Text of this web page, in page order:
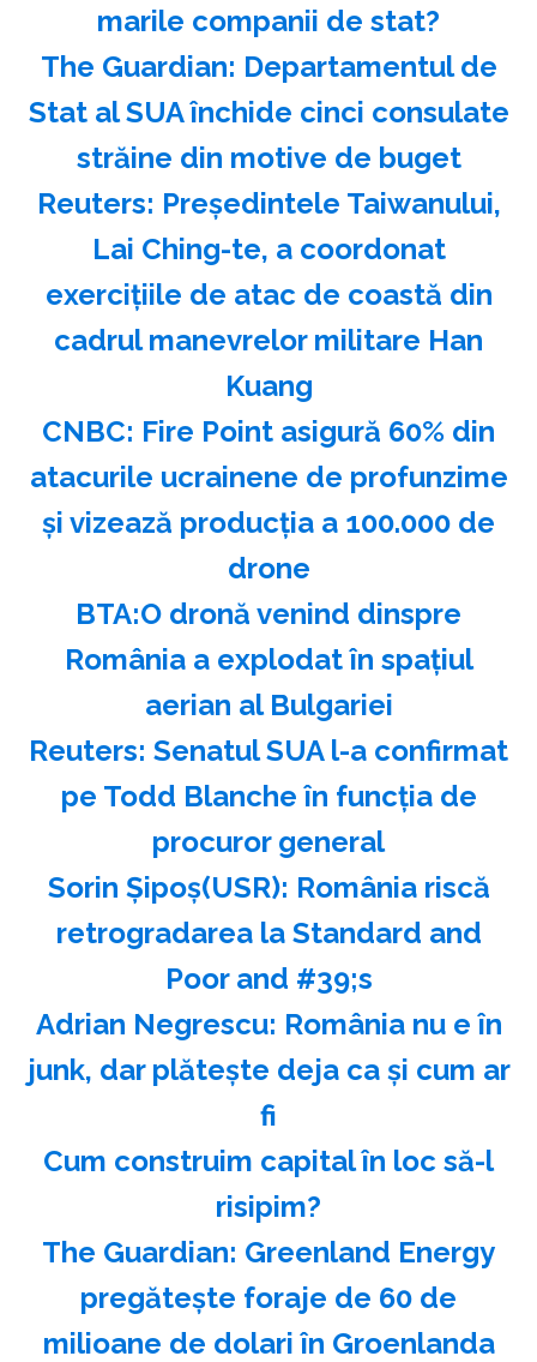
marile companii de stat?
The Guardian: Departamentul de
Stat al SUA închide cinci consulate
străine din motive de buget
Reuters: Preşedintele Taiwanului,
Lai Ching-te, a coordonat
exerciţiile de atac de coastă din
cadrul manevrelor militare Han
Kuang
CNBC: Fire Point asigură 60% din
atacurile ucrainene de profunzime
şi vizează producţia a 100.000 de
drone
BTA:O dronă venind dinspre
România a explodat în spaţiul
aerian al Bulgariei
Reuters: Senatul SUA l-a confirmat
pe Todd Blanche în funcţia de
procuror general
Sorin Şipoş(USR): România riscă
retrogradarea la Standard and
Poor and #39;s
Adrian Negrescu: România nu e în
junk, dar plăteşte deja ca şi cum ar
fi
Cum construim capital în loc să-l
risipim?
The Guardian: Greenland Energy
pregăteşte foraje de 60 de
milioane de dolari în Groenlanda